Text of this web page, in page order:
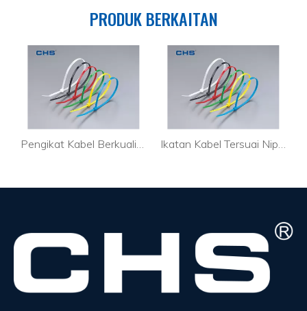
PRODUK BERKAITAN